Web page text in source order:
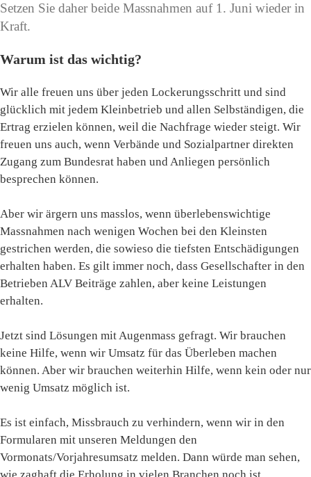
Setzen Sie daher beide Massnahmen auf 1. Juni wieder in
Kraft.
Warum ist das wichtig?
Wir alle freuen uns über jeden Lockerungsschritt und sind
glücklich mit jedem Kleinbetrieb und allen Selbständigen, die
Ertrag erzielen können, weil die Nachfrage wieder steigt. Wir
freuen uns auch, wenn Verbände und Sozialpartner direkten
Zugang zum Bundesrat haben und Anliegen persönlich
besprechen können.
Aber wir ärgern uns masslos, wenn überlebenswichtige
Massnahmen nach wenigen Wochen bei den Kleinsten
gestrichen werden, die sowieso die tiefsten Entschädigungen
erhalten haben. Es gilt immer noch, dass Gesellschafter in den
Betrieben ALV Beiträge zahlen, aber keine Leistungen
erhalten.
Jetzt sind Lösungen mit Augenmass gefragt. Wir brauchen
keine Hilfe, wenn wir Umsatz für das Überleben machen
können. Aber wir brauchen weiterhin Hilfe, wenn kein oder nur
wenig Umsatz möglich ist.
Es ist einfach, Missbrauch zu verhindern, wenn wir in den
Formularen mit unseren Meldungen den
Vormonats/Vorjahresumsatz melden. Dann würde man sehen,